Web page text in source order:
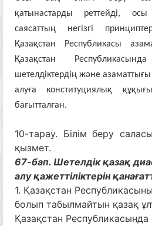
қатынастарды реттейді,
саясаттың негізгі
Қазақстан Республикасы
Қазақстан
шетелдіктердің және
алуға конституциялық
бағытталған.
10-тарау. Білім беру
қызмет.
67-бап. Шетелдік қазақ
алу қажеттіліктерін
1. Қазақстан
болып табылмайтын қазақ
Қазақстан Республикасында